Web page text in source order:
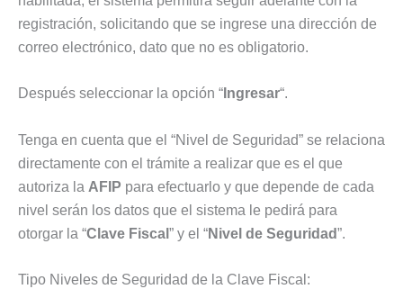
registración, solicitando que se ingrese una dirección de
correo electrónico, dato que no es obligatorio.
Después seleccionar la opción “ Ingresar“.
Tenga en cuenta que el “Nivel de Seguridad” se relaciona
directamente con el trámite a realizar que es el que
autoriza la AFIP para efectuarlo y que depende de cada
nivel serán los datos que el sistema le pedirá para
otorgar la “Clave Fiscal ” y el “Nivel de Seguridad”.
Tipo Niveles de Seguridad de la Clave Fiscal: